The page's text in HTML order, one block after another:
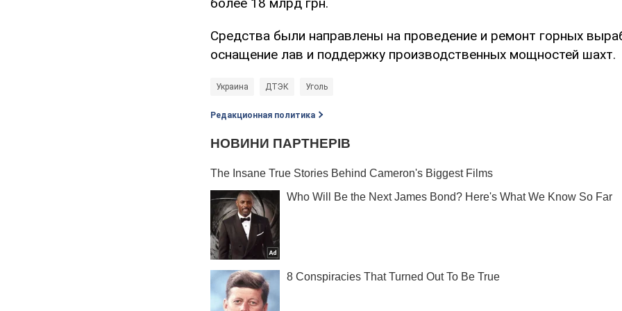
Средства были направлены на проведение и ремонт горных
оснащение лав и поддержку производственных мощностей шахт.
Украина ДТЭК Уголь
Редакционная политика